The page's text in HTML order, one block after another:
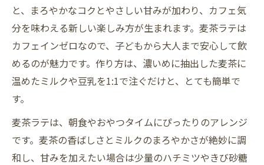
と、まろやかなコクとやさしい甘みが加わり、カフェ気
分を味わえる新しい楽しみ方が生まれます。麦茶ラテは
カフェインゼロなので、子どもから大人まで安心して飲
めるのが魅力です。作り方は、濃いめに抽出した麦茶に
温めたミルクや豆乳を1:1で注ぐだけと、とても簡単で
す。
麦茶ラテは、朝食やおやつタイムにぴったりのアレンジ
です。麦茶の香ばしさとミルクのまろやかさが絶妙に調
和し、甘みを加えたい場合は少量のハチミツやきび砂糖